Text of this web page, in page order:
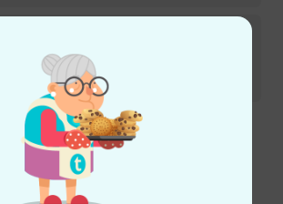
Beszerzés folyamatban
Díjmentes szállítás 79 000 Ft fölött
Minden ár tartalmazza az ÁFÁ-t